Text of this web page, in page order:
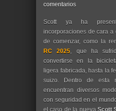
comentarios
Scott ya ha
incorporaciones de cara
de comenzar, como la
RC 2025, que ha
convertirse en la
ligera fabricada, hasta la
suizo. Dentro de esta
encuentran diversos
con seguridad en el
el caso de la nueva Scott